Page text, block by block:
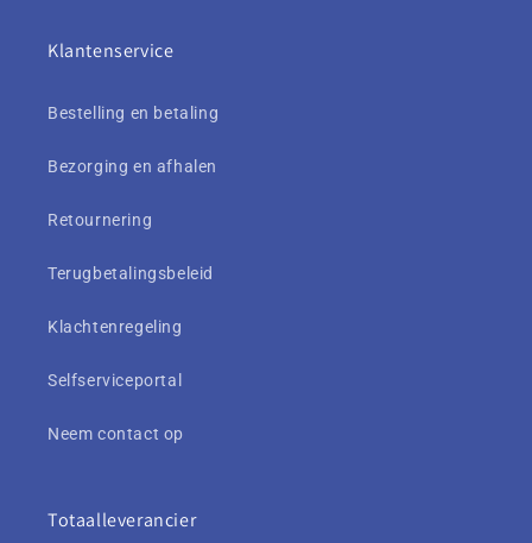
Klantenservice
Bestelling en betaling
Bezorging en afhalen
Retournering
Terugbetalingsbeleid
Klachtenregeling
Selfserviceportal
Neem contact op
Totaalleverancier